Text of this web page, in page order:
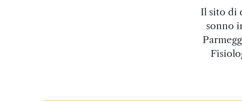
Il sito di
sonno